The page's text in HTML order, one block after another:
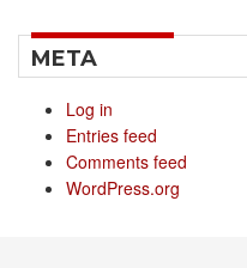
META
Log in
Entries feed
Comments feed
WordPress.org